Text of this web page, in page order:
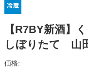
【R7BY新酒
しぼりたて 山
価格: